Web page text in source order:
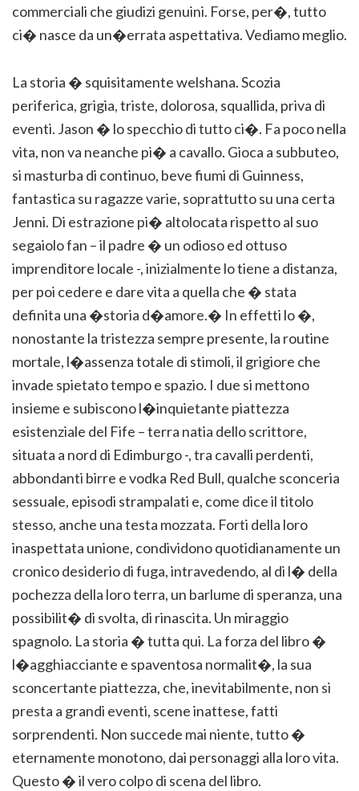
commerciali che giudizi genuini. Forse, per�, tutto
ci� nasce da un�errata aspettativa. Vediamo meglio.
La storia � squisitamente welshana. Scozia
periferica, grigia, triste, dolorosa, squallida, priva di
eventi. Jason � lo specchio di tutto ci�. Fa poco nella
vita, non va neanche pi� a cavallo. Gioca a subbuteo,
si masturba di continuo, beve fiumi di Guinness,
fantastica su ragazze varie, soprattutto su una certa
Jenni. Di estrazione pi� altolocata rispetto al suo
segaiolo fan – il padre � un odioso ed ottuso
imprenditore locale -, inizialmente lo tiene a distanza,
per poi cedere e dare vita a quella che � stata
definita una �storia d�amore.� In effetti lo �,
nonostante la tristezza sempre presente, la routine
mortale, l�assenza totale di stimoli, il grigiore che
invade spietato tempo e spazio. I due si mettono
insieme e subiscono l�inquietante piattezza
esistenziale del Fife – terra natia dello scrittore,
situata a nord di Edimburgo -, tra cavalli perdenti,
abbondanti birre e vodka Red Bull, qualche sconceria
sessuale, episodi strampalati e, come dice il titolo
stesso, anche una testa mozzata. Forti della loro
inaspettata unione, condividono quotidianamente un
cronico desiderio di fuga, intravedendo, al di l� della
pochezza della loro terra, un barlume di speranza, una
possibilit� di svolta, di rinascita. Un miraggio
spagnolo. La storia � tutta qui. La forza del libro �
l�agghiacciante e spaventosa normalit�, la sua
sconcertante piattezza, che, inevitabilmente, non si
presta a grandi eventi, scene inattese, fatti
sorprendenti. Non succede mai niente, tutto �
eternamente monotono, dai personaggi alla loro vita.
Questo � il vero colpo di scena del libro.